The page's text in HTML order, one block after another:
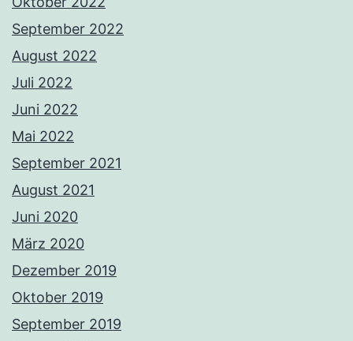
September 2022
August 2022
Juli 2022
Juni 2022
Mai 2022
September 2021
August 2021
Juni 2020
März 2020
Dezember 2019
Oktober 2019
September 2019